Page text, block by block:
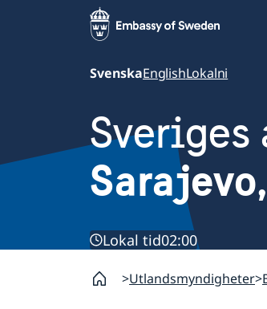
SvenskaEnglishLokalni
Sveriges
Lokal tid02:00
Utlandsmyndigheter